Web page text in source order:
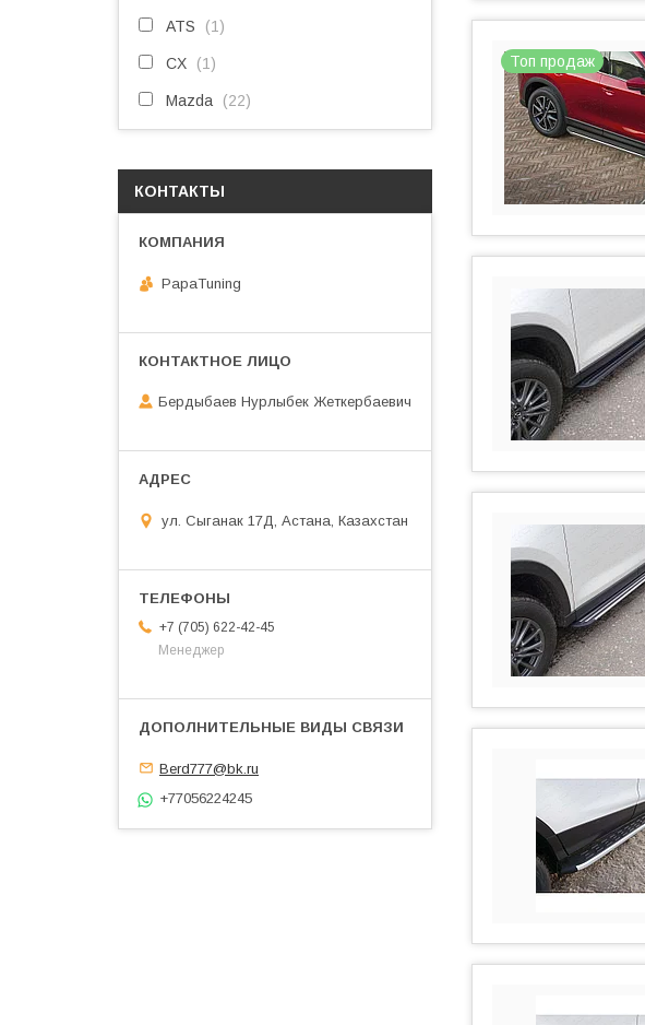
Топ продаж
ATS 1
CX 1
Mazda 22
КОНТАКТЫ
PapaTuning
Бердыбаев Нурлыбек Жеткербаевич
ул. Сыганак 17Д, Астана, Казахстан
+7 (705) 622-42-45
Менеджер
Berd777@bk.ru
+77056224245